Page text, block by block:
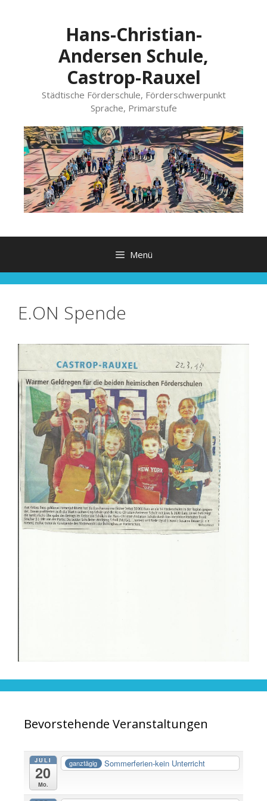
Hans-Christian-
Andersen Schule,
Castrop-Rauxel
Städtische Förderschule, Förderschwerpunkt
Sprache, Primarstufe
Menü
E.ON Spende
Bevorstehende Veranstaltungen
JULI
20
Mo.
ganztägig Sommerferien-kein Unterricht